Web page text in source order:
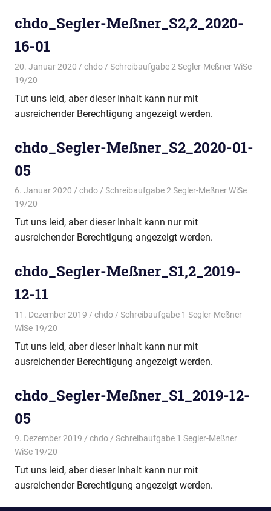
chdo_Segler-Meßner_S2,2_2020-
16-01
20. Januar 2020 chdo
Schreibaufgabe 2 Segler-Meßner WiSe
19/20
Tut uns leid, aber dieser Inhalt kann nur mit
ausreichender Berechtigung angezeigt werden.
chdo_Segler-Meßner_S2_2020-01-
05
6. Januar 2020 chdo
Schreibaufgabe 2 Segler-Meßner WiSe
19/20
Tut uns leid, aber dieser Inhalt kann nur mit
ausreichender Berechtigung angezeigt werden.
chdo_Segler-Meßner_S1,2_2019-
12-11
11. Dezember 2019 chdo
Schreibaufgabe 1 Segler-Meßner
WiSe 19/20
Tut uns leid, aber dieser Inhalt kann nur mit
ausreichender Berechtigung angezeigt werden.
chdo_Segler-Meßner_S1_2019-12-
05
9. Dezember 2019 chdo
Schreibaufgabe 1 Segler-Meßner
WiSe 19/20
Tut uns leid, aber dieser Inhalt kann nur mit
ausreichender Berechtigung angezeigt werden.